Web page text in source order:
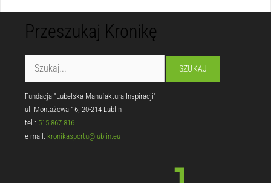
Przeszukaj Kronikę
Fundacja "Lubelska Manufaktura Inspiracji"
ul. Montażowa 16, 20-214 Lublin
tel.: 515 867 816
e-mail: kronikasportu@lublin.eu